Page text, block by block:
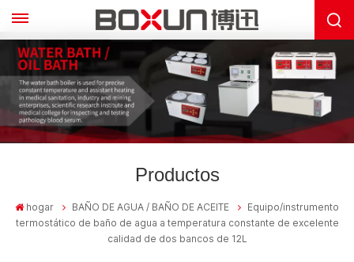
Productos
hogar BAÑO DE AGUA / BAÑO DE ACEITE
Equipo/instrumento
termostático de baño de agua a temperatura constante de excelente
calidad de dos bancos de 12L